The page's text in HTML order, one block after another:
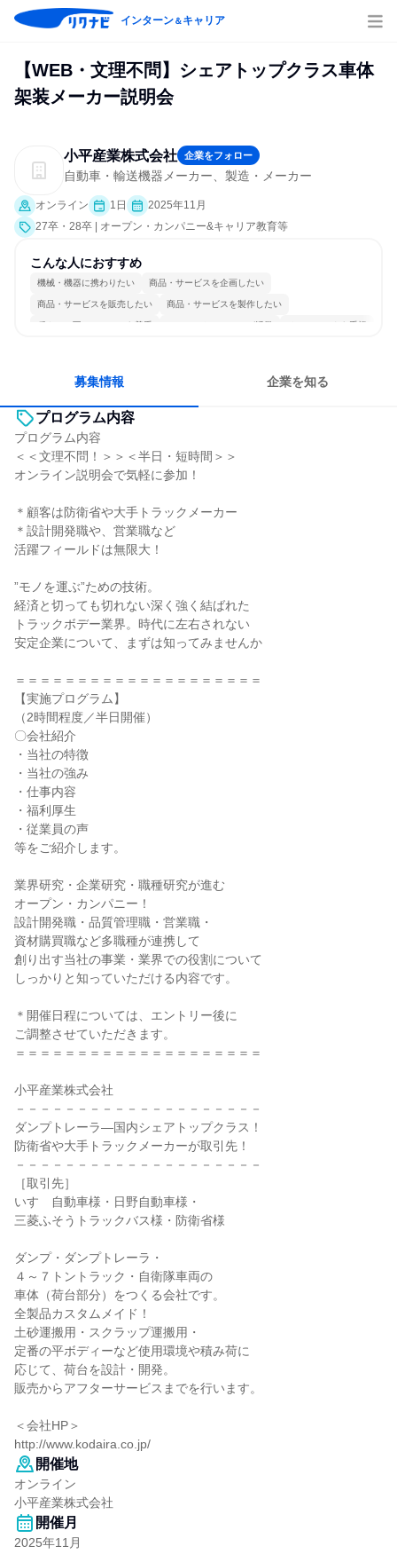
インターン＆キャリア
【WEB・文理不問】シェアトップクラス車体
架装メーカー説明会
小平産業株式会社 企業をフォロー
自動車・輸送機器メーカー、製造・メーカー
オンライン 1日
2025年11月
27卒・28卒 | オープン・カンパニー&キャリア教育等
こんな人におすすめ
機械・機器に携わりたい 商品・サービスを企画したい
商品・サービスを販売したい 商品・サービスを製作したい
穏やかで互いのペースを尊重 コミュニケーションが活発 チームワークを重視
募集情報 企業を知る
プログラム内容
プログラム内容
＜＜文理不問！＞＞＜半日・短時間＞＞
オンライン説明会で気軽に参加！
＊顧客は防衛省や大手トラックメーカー
＊設計開発職や、営業職など
活躍フィールドは無限大！
”モノを運ぶ”ための技術。
経済と切っても切れない深く強く結ばれた
トラックボデー業界。時代に左右されない
安定企業について、まずは知ってみませんか
＝＝＝＝＝＝＝＝＝＝＝＝＝＝＝＝＝＝＝＝
【実施プログラム】
（2時間程度／半日開催）
〇会社紹介
・当社の特徴
・当社の強み
・仕事内容
・福利厚生
・従業員の声
等をご紹介します。
業界研究・企業研究・職種研究が進む
オープン・カンパニー！
設計開発職・品質管理職・営業職・
資材購買職など多職種が連携して
創り出す当社の事業・業界での役割について
しっかりと知っていただける内容です。
＊開催日程については、エントリー後に
ご調整させていただきます。
＝＝＝＝＝＝＝＝＝＝＝＝＝＝＝＝＝＝＝＝
小平産業株式会社
－－－－－－－－－－－－－－－－－－－－
ダンプトレーラ―国内シェアトップクラス！
防衛省や大手トラックメーカーが取引先！
－－－－－－－－－－－－－－－－－－－－
［取引先］
いすゞ自動車様・日野自動車様・
三菱ふそうトラックバス様・防衛省様
ダンプ・ダンプトレーラ・
４～７トントラック・自衛隊車両の
車体（荷台部分）をつくる会社です。
全製品カスタムメイド！
土砂運搬用・スクラップ運搬用・
定番の平ボディーなど使用環境や積み荷に
応じて、荷台を設計・開発。
販売からアフターサービスまでを行います。
＜会社HP＞
http://www.kodaira.co.jp/
開催地
オンライン
小平産業株式会社
開催月
2025年11月